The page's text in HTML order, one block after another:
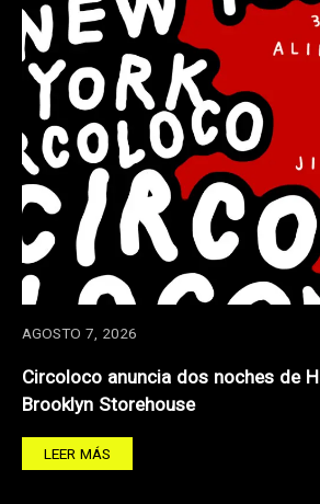
AGOSTO 7, 2026
Circoloco anuncia dos noches de
Brooklyn Storehouse
LEER MÁS